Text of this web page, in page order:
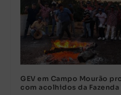
GEV em Campo Mourão
com acolhidos da Fazenda